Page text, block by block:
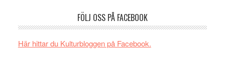
ochsynas
FÖLJ OSS PÅ FACEBOOK
Här hittar du Kulturbloggen på Facebook.